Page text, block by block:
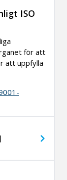
ISO
för att
att uppfylla